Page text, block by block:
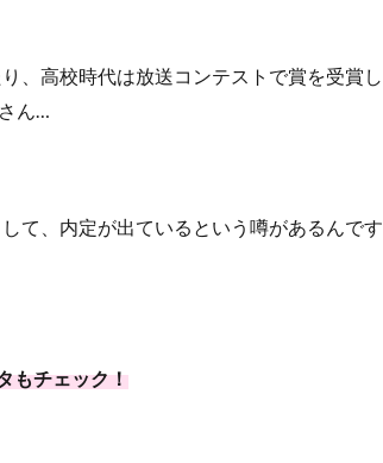
、高校時代は放送コンテストで賞を受賞し
ん…
て、内定が出ているという噂があるんです
もチェック！